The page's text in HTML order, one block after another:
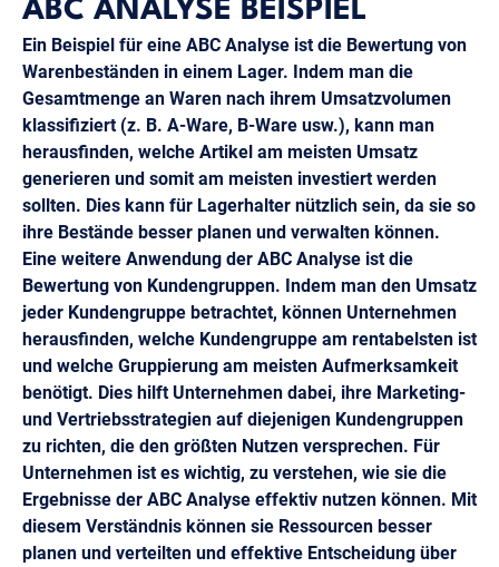
ABC ANALYSE BEISPIEL
Ein Beispiel für eine ABC Analyse ist die Bewertung von
Warenbeständen in einem Lager. Indem man die
Gesamtmenge an Waren nach ihrem Umsatzvolumen
klassifiziert (z. B. A-Ware, B-Ware usw.), kann man
herausfinden, welche Artikel am meisten Umsatz
generieren und somit am meisten investiert werden
sollten. Dies kann für Lagerhalter nützlich sein, da sie so
ihre Bestände besser planen und verwalten können.
Eine weitere Anwendung der ABC Analyse ist die
Bewertung von Kundengruppen. Indem man den Umsatz
jeder Kundengruppe betrachtet, können Unternehmen
herausfinden, welche Kundengruppe am rentabelsten ist
und welche Gruppierung am meisten Aufmerksamkeit
benötigt. Dies hilft Unternehmen dabei, ihre Marketing-
und Vertriebsstrategien auf diejenigen Kundengruppen
zu richten, die den größten Nutzen versprechen. Für
Unternehmen ist es wichtig, zu verstehen, wie sie die
Ergebnisse der ABC Analyse effektiv nutzen können. Mit
diesem Verständnis können sie Ressourcen besser
planen und verteilten und effektive Entscheidung über